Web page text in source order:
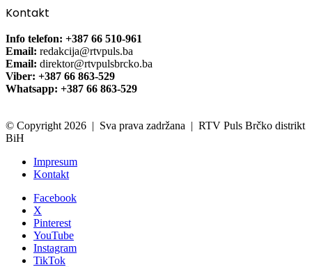
Kontakt
Info telefon: +387 66 510-961
Email: redakcija@rtvpuls.ba
Email: direktor@rtvpulsbrcko.ba
Viber: +387 66 863-529
Whatsapp: +387 66 863-529
© Copyright 2026 | Sva prava zadržana | RTV Puls Brčko distrikt
BiH
Impresum
Kontakt
Facebook
X
Pinterest
YouTube
Instagram
TikTok